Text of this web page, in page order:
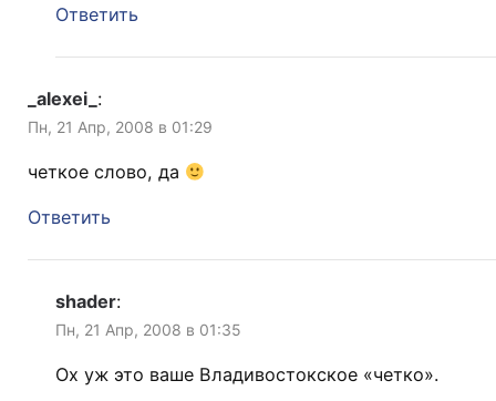
Ответить
_alexei_ :
Пн, 21 Апр, 2008 в 01:29
четкое слово, да
Ответить
shader:
Пн, 21 Апр, 2008 в 01:35
Ох уж это ваше Владивостокское «четко».